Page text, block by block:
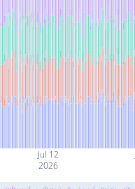
Jul 12
2026